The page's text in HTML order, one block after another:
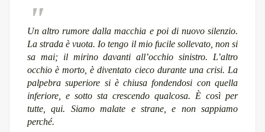
Un altro rumore dalla macchia e poi di nuovo silenzio.
La strada è vuota. Io tengo il mio fucile sollevato, non si
sa mai; il mirino davanti all’occhio sinistro. L’altro
occhio è morto, è diventato cieco durante una crisi. La
palpebra superiore si è chiusa fondendosi con quella
inferiore, e sotto sta crescendo qualcosa. È così per
tutte, qui. Siamo malate e strane, e non sappiamo
perché.